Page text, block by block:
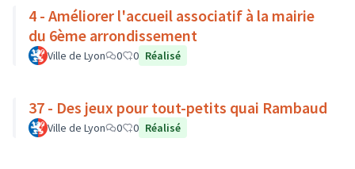
4 - Améliorer l'accueil associatif à la mairie
du 6ème arrondissement
Ville de Lyon 0 0 Réalisé
37 - Des jeux pour tout-petits quai Rambaud
Ville de Lyon 0 0 Réalisé